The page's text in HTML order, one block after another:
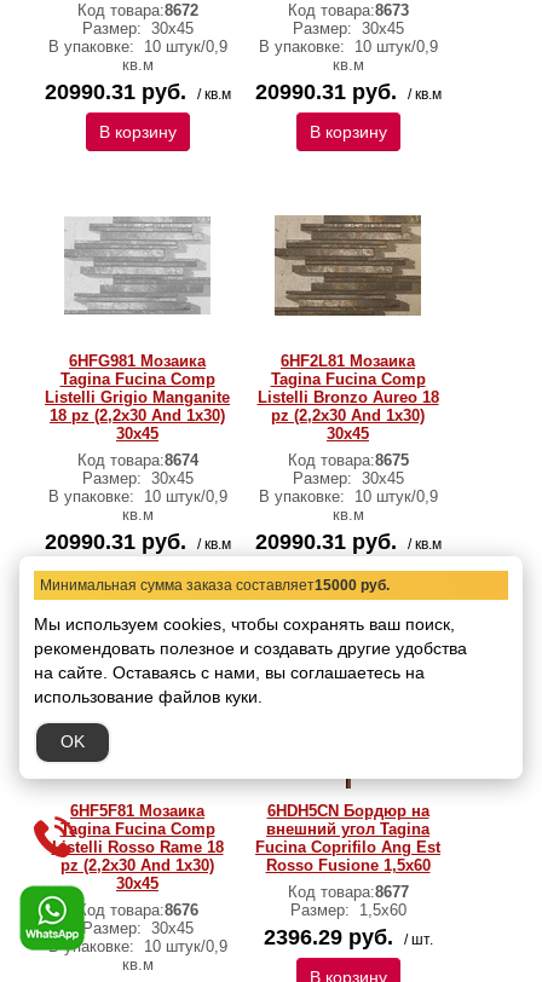
Код товара:8672
Размер: 30x45
В упаковке:
10 штук/0,9
кв.м
20990.31 руб. / кв.м
В корзину
Код товара:8673
Размер: 30x45
В упаковке:
10 штук/0,9
кв.м
20990.31 руб. / кв.м
В корзину
6HFG981 Мозаика
Tagina Fucina Comp
Listelli Grigio Manganite
18 pz (2,2x30 And 1x30)
30x45
Код товара:8674
Размер: 30x45
В упаковке:
10 штук/0,9
кв.м
20990.31 руб. / кв.м
В корзину
6HF2L81 Мозаика
Tagina Fucina Comp
Listelli Bronzo Aureo 18
pz (2,2x30 And 1x30)
30x45
Код товара:8675
Размер: 30x45
В упаковке:
10 штук/0,9
кв.м
20990.31 руб. / кв.м
В корзину
6HF5F81 Мозаика
Tagina Fucina Comp
Listelli Rosso Rame 18
pz (2,2x30 And 1x30)
30x45
Код товара:8676
Размер: 30x45
В упаковке:
10 штук/0,9
кв.м
6HDH5CN Бордюр на
внешний угол Tagina
Fucina Coprifilo Ang Est
Rosso Fusione 1,5x60
Код товара:8677
Размер:
1,5x60
2396.29 руб. / шт.
В корзину
Минимальная сумма заказа составляет15000 руб.
Мы используем cookies, чтобы сохранять ваш поиск,
рекомендовать полезное и создавать другие удобства
на сайте. Оставаясь с нами, вы соглашаетесь на
использование файлов куки.
OK